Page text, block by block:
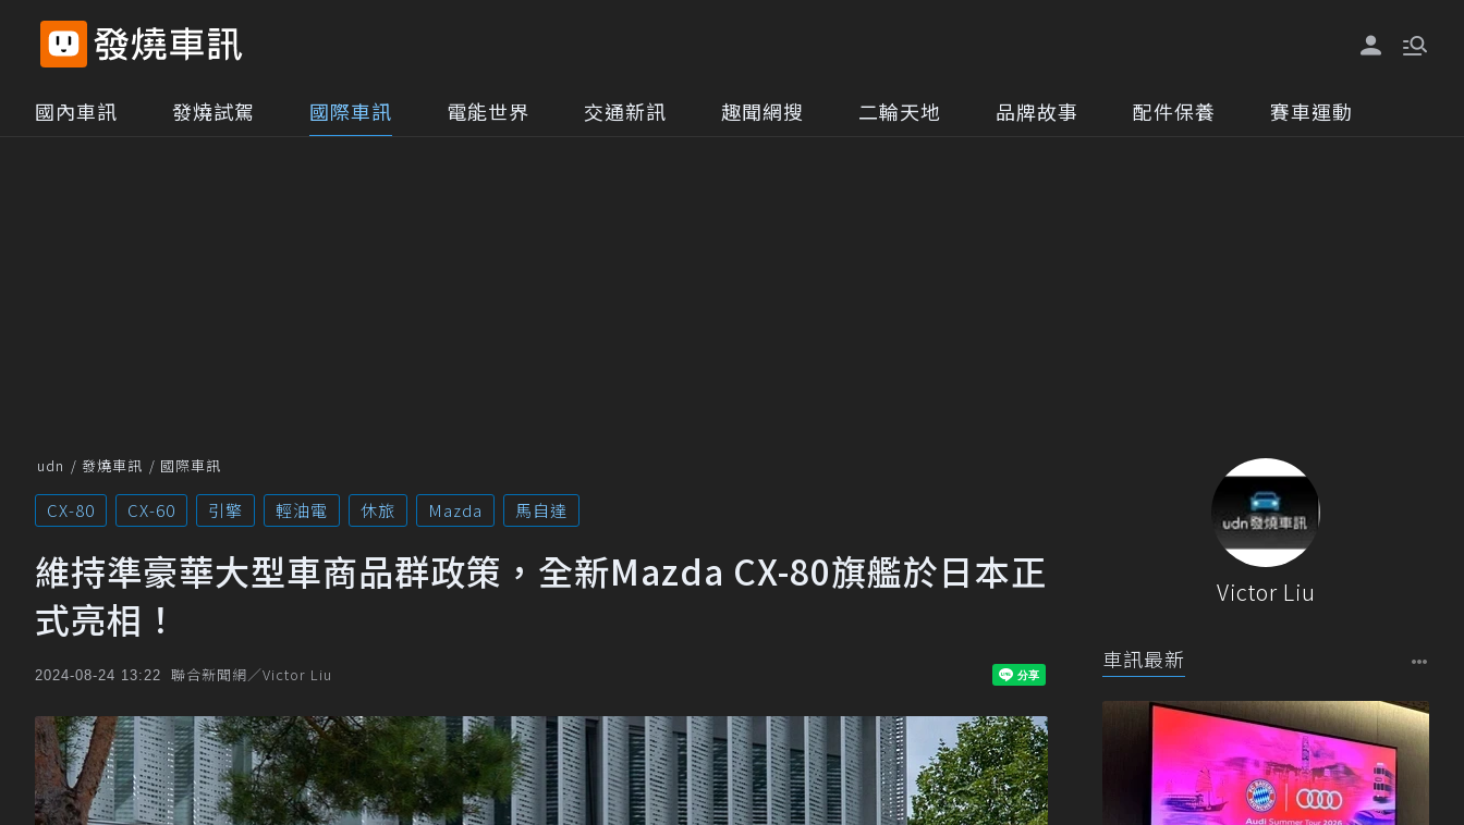
國內車訊 發燒試駕 國際車訊 電能世界 交通新訊 趣聞網搜 二輪天地 品牌故事 配件保養 賽車運動
udn 發燒車訊 國際車訊
CX-80 CX-60 引擎 輕油電 休旅 Mazda 馬自達
維持準豪華大型車商品群政策，全新Mazda CX-80旗艦於日本正
式亮相！
2024-08-24 13:22 聯合新聞網／Victor Liu
Victor Liu
車訊最新